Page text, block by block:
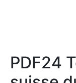
PDF24